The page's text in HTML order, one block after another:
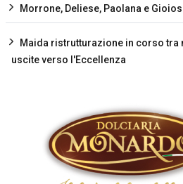
Morrone, Deliese, Paolana e
Maida ristrutturazione in corso tra
uscite verso l'Eccellenza